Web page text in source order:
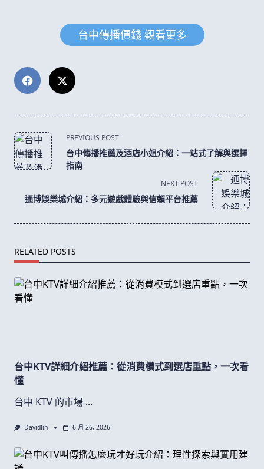
台中傳播價錢 觀看更多
<span
class="nav-
subtitle
reader-
text">Page</span>
PREVIOUS POST
台中傳播推薦及酒店小姐介紹：一站式了解與選擇
指南
NEXT POST
通博娛樂城介紹：多元遊戲體驗與信賴平台推薦
RELATED POSTS
台中KTV詳細介紹推薦：從消費模式到選店重點，一次看
懂
台中 KTV 的市場 ...
Davidlin 6 月 26, 2026